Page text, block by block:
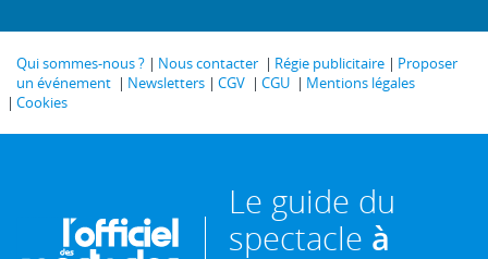
Qui sommes-nous ? Nous contacter Régie publicitaire
Proposer
un événement
Newsletters CGV CGU
Mentions légales
Cookies
Le guide du
spectacle à